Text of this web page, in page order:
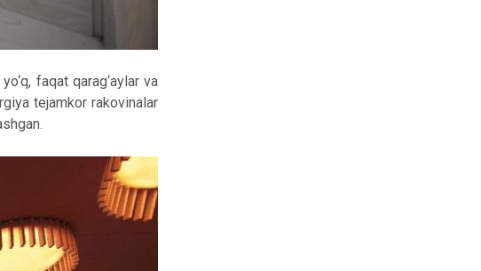
faqat qarag‘aylar va
tejamkor rakovinalar